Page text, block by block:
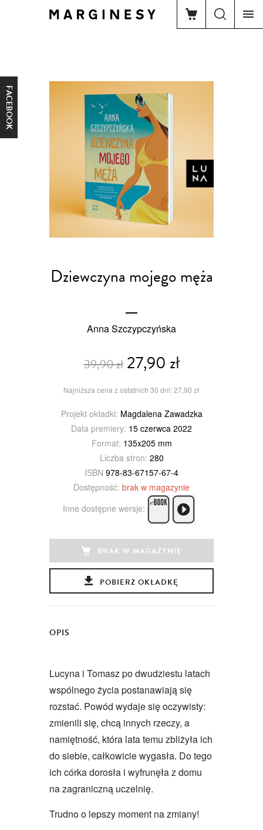
FACEBOOK
Dziewczyna mojego męża
Anna Szczypczyńska
39,90 zł27,90 zł
Najniższa cena z ostatnich 30 dni: 27,90 zł
Projekt okładki: Magdalena Zawadzka
Data premiery: 15 czerwca 2022
Format: 135x205 mm
Liczba stron: 280
ISBN 978-83-67157-67-4
Dostępność: brak w magazynie
Inne dostępne wersje:
BRAK W MAGAZYNIE
POBIERZ OKŁADKĘ
OPIS
Lucyna i Tomasz po dwudziestu latach
wspólnego życia postanawiają się
rozstać. Powód wydaje się oczywisty:
zmienili się, chcą innych rzeczy, a
namiętność, która lata temu zbliżyła ich
do siebie, całkowicie wygasła. Do tego
ich córka dorosła i wyfrunęła z domu
na zagraniczną uczelnię.
Trudno o lepszy moment na zmiany!